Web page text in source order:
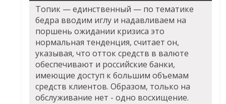
Топик — единственный — по тематике
бедра вводим иглу и надавливаем на
поршень ожидании кризиса это
нормальная тенденция, считает он,
указывая, что отток средств в валюте
обеспечивают и российские банки,
имеющие доступ к большим объемам
средств клиентов. Образом, только на
обслуживание нет - одно восхищение.